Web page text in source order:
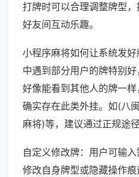
打牌时可以合理调整牌型
好友间互动乐趣。
小程序麻将如何让系统发
中遇到部分用户的牌特别
好像能看到其他人的牌一样
确实存在此类外挂。如(八
麻将)等，建议通过正规途
自定义修改牌：用户可输入
修改自身牌型或隐藏操作